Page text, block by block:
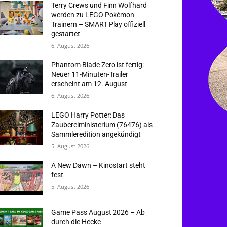
Terry Crews und Finn Wolfhard
werden zu LEGO Pokémon
Trainern – SMART Play offiziell
gestartet
6. August 2026
Phantom Blade Zero ist fertig:
Neuer 11-Minuten-Trailer
erscheint am 12. August
6. August 2026
LEGO Harry Potter: Das
Zaubereiministerium (76476) als
Sammleredition angekündigt
5. August 2026
A New Dawn – Kinostart steht
fest
5. August 2026
Game Pass August 2026 – Ab
durch die Hecke